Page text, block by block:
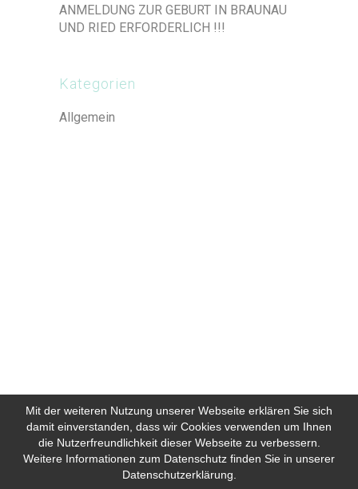
Mit der weiteren Nutzung unserer Webseite erklären Sie sich
damit einverstanden, dass wir Cookies verwenden um Ihnen
die Nutzerfreundlichkeit dieser Webseite zu verbessern.
Weitere Informationen zum Datenschutz finden Sie in unserer
Datenschutzerklärung.
ANMELDUNG ZUR GEBURT IN BRAUNAU
UND RIED ERFORDERLICH !!!
Kategorien
Allgemein